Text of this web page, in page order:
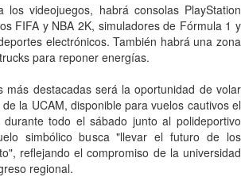
los videojuegos, habrá consolas PlayStation
FIFA y NBA 2K, simuladores de Fórmula 1 y
electrónicos. También habrá una zona
para reponer energías.
más destacadas será la oportunidad de volar
la UCAM, disponible para vuelos cautivos el
todo el sábado junto al polideportivo
simbólico busca "llevar el futuro de los
reflejando el compromiso de la universidad
regional.